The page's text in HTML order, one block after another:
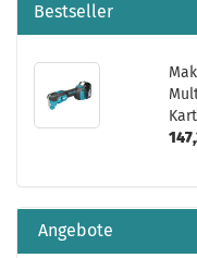
Bestseller
Angebote